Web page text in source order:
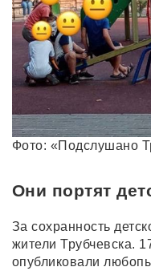
Фото: «Подслушано
Они портят
За сохранность
жители Трубчевска.
опубликовали